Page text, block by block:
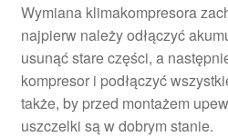
Wymiana klimakompresora
najpierw należy odłączyć
usunąć stare części, a
kompresor i podłączyć
także, by przed montażem
uszczelki są w dobrym stanie.